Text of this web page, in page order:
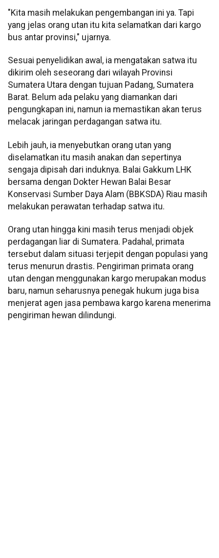
"Kita masih melakukan pengembangan ini ya. Tapi
yang jelas orang utan itu kita selamatkan dari kargo
bus antar provinsi," ujarnya.
Sesuai penyelidikan awal, ia mengatakan satwa itu
dikirim oleh seseorang dari wilayah Provinsi
Sumatera Utara dengan tujuan Padang, Sumatera
Barat. Belum ada pelaku yang diamankan dari
pengungkapan ini, namun ia memastikan akan terus
melacak jaringan perdagangan satwa itu.
Lebih jauh, ia menyebutkan orang utan yang
diselamatkan itu masih anakan dan sepertinya
sengaja dipisah dari induknya. Balai Gakkum LHK
bersama dengan Dokter Hewan Balai Besar
Konservasi Sumber Daya Alam (BBKSDA) Riau masih
melakukan perawatan terhadap satwa itu.
Orang utan hingga kini masih terus menjadi objek
perdagangan liar di Sumatera. Padahal, primata
tersebut dalam situasi terjepit dengan populasi yang
terus menurun drastis. Pengiriman primata orang
utan dengan menggunakan kargo merupakan modus
baru, namun seharusnya penegak hukum juga bisa
menjerat agen jasa pembawa kargo karena menerima
pengiriman hewan dilindungi.